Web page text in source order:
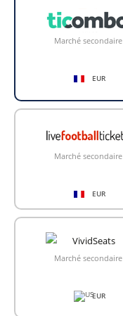
Marché secondaire
EUR
Marché secondaire
EUR
Marché secondaire
EUR